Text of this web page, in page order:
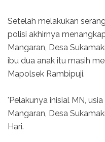
Setelah melakukan
polisi akhirnya
Mangaran, Desa
ibu dua anak itu masih
Mapolsek Rambipuji.
'Pelakunya inisial MN,
Mangaran, Desa
Hari.